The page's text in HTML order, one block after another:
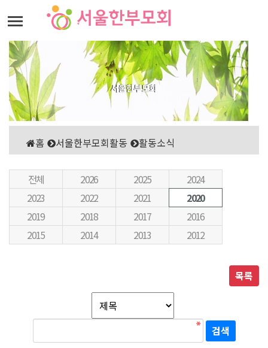
서울한부모회
홈 서울한부모회활동 활동소식
전체 2026 2025
2024
2023
2022 2021
2020
2019
2018 2017
2016
2015
2014 2013 2012
목록